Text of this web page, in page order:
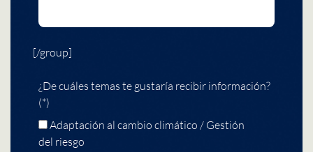
[/group]
¿De cuáles temas te gustaría recibir información?
(*)
Adaptación al cambio climático / Gestión
del riesgo